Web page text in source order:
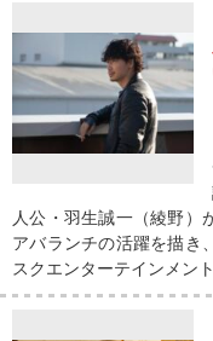
人公・羽生誠一（綾野）
アバランチの活躍を描き
スクエンターテインメン